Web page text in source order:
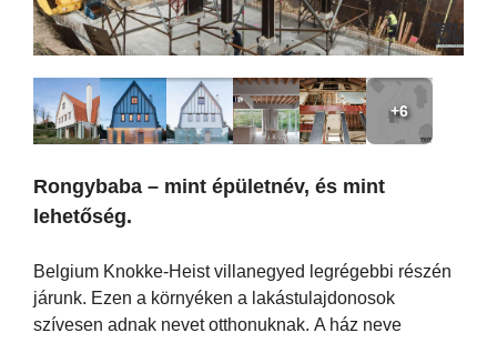
+6
Rongybaba – mint épületnév, és mint
lehetőség.
Belgium Knokke-Heist villanegyed legrégebbi részén
járunk. Ezen a környéken a lakástulajdonosok
szívesen adnak nevet otthonuknak. A ház neve